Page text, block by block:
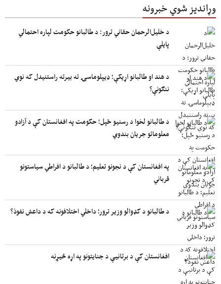
وړاندیز شوي خبرونه
د خلیل‌الرحمان حقاني ترور: د طالبانو حکومت لپاره احتمالي
پایلې
د هند او طالبانو اړیکې؛ ډیپلوماسۍ ته بیرته راستنیدل که نوي
ننګونې؟
د طالبانو لخوا د رسنیو ځپل؛ حکومت په افغانستان کې د آزادو
معلوماتو جریان بندوي
په افغانستان کې د نجونو تعلیم؛ د طالبانو د افراطي سیاستونو
قرباني
د طالبانو د کډوالو وزیر ترور؛ داخلي اختلافونه که د داعش نفوذ؟
افغانستان کې د برتانیې د جنایتونو په اړه څیړنه